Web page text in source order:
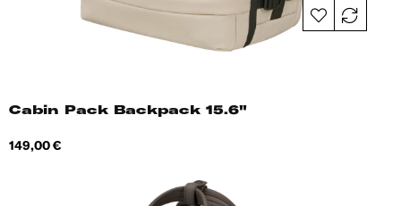
Cabin Pack Backpack 15.6"
Hind
149,00 €